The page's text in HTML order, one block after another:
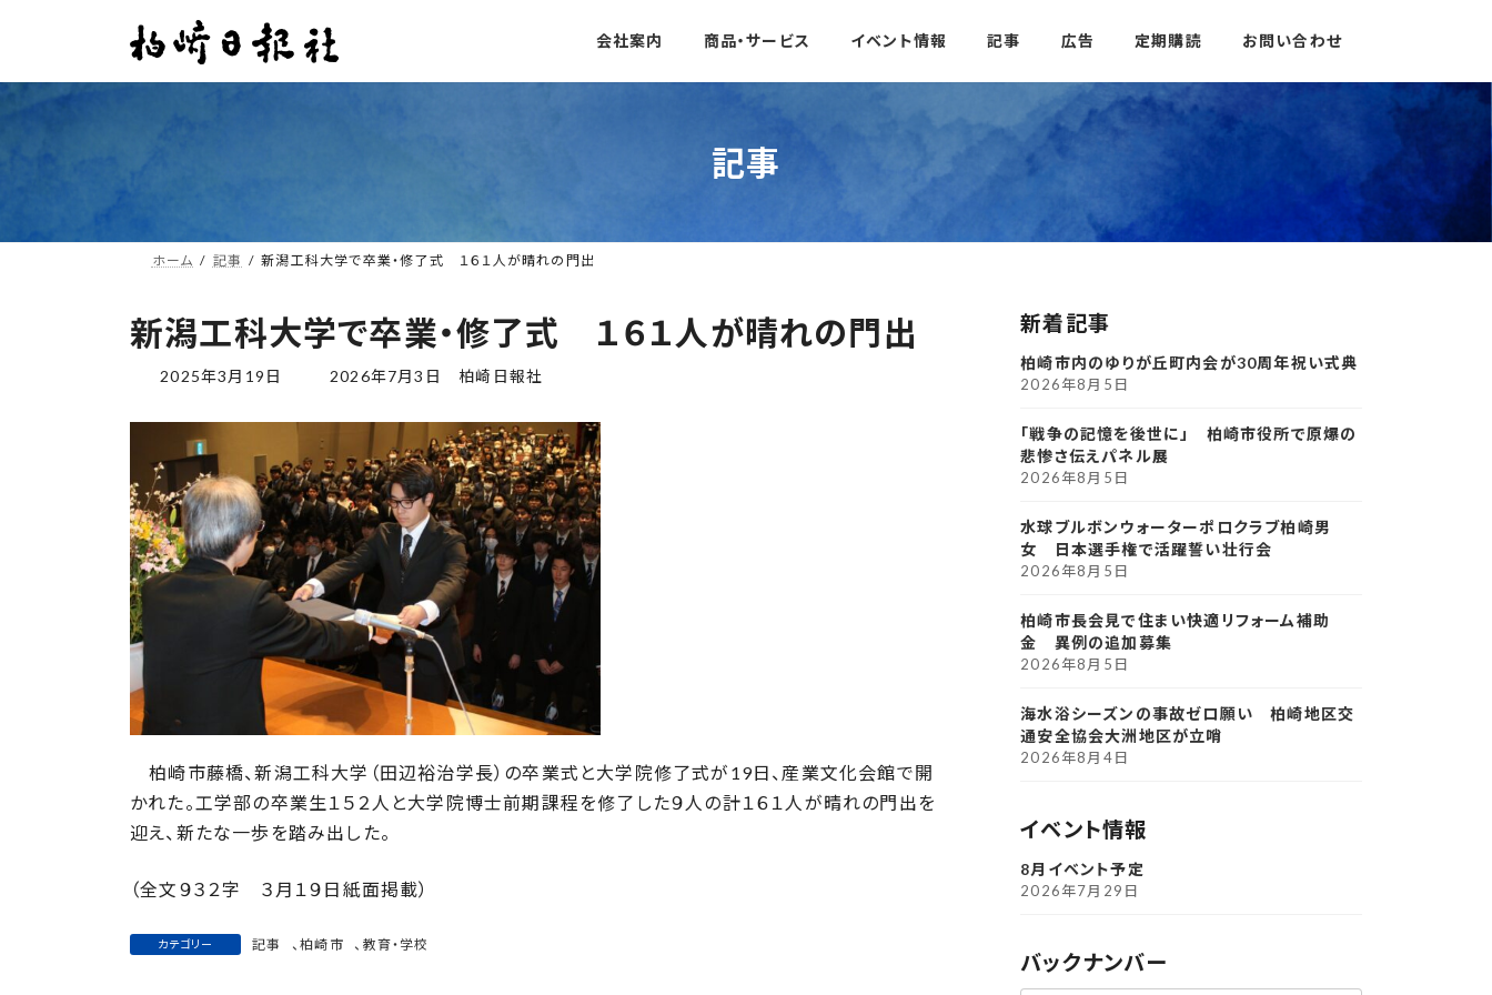
ン
ー
会社案内 商品・サービス イベント情報 記事 広告 定期購読 お問い合わせ
記事
ホーム 記事 新潟工科大学で卒業・修了式 １６１人が晴れの門出
新潟工科大学で卒業・修了式 １６１人が晴れの門出
2025年3月19日
最
更
日
時
:
2026年7月3日 柏崎日報社
柏崎市藤橋、新潟工科大学（田辺裕治学長）の卒業式と大学院修了式が19日、産業文化会館で開
かれた。工学部の卒業生１５２人と大学院博士前期課程を修了した９人の計１６１人が晴れの門出を
迎え、新たな一歩を踏み出した。
（全文９３２字 ３月１９日紙面掲載）
カテゴリー 記事 、柏崎市 、 教育・学校
新着記事
柏崎市内のゆりが丘町内会が30周年祝い式典
2026年8月5日
「戦争の記憶を後世に」 柏崎市役所で原爆の
悲惨さ伝えパネル展
2026年8月5日
水球ブルボンウォーターポロクラブ柏崎男
女 日本選手権で活躍誓い壮行会
2026年8月5日
柏崎市長会見で住まい快適リフォーム補助
金 異例の追加募集
2026年8月5日
海水浴シーズンの事故ゼロ願い 柏崎地区交
通安全協会大洲地区が立哨
2026年8月4日
イベント情報
8月イベント予定
2026年7月29日
バックナンバー
ア